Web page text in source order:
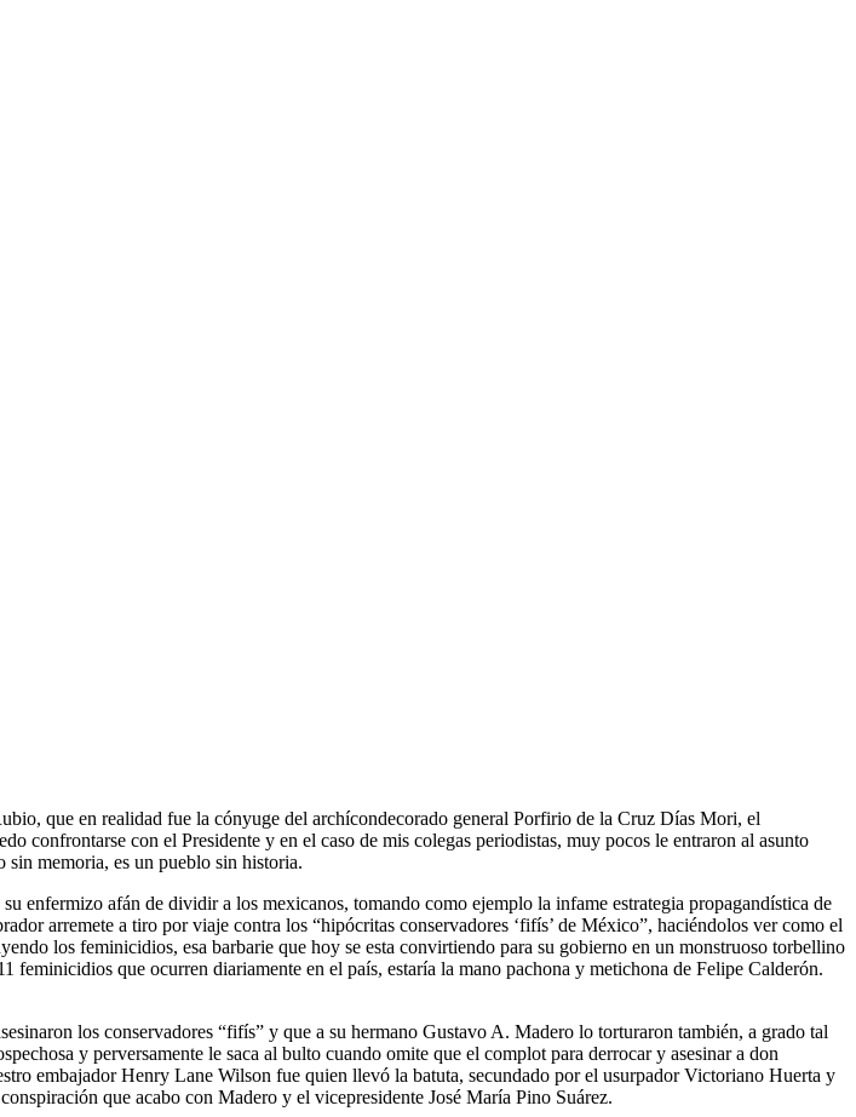
que en realidad fue la cónyuge del archícondecorado general Porfirio de la Cruz Días Mori, el
confrontarse con el Presidente y en el caso de mis colegas periodistas, muy pocos le entraron al asunto
sin memoria, es un pueblo sin historia.
enfermizo afán de dividir a los mexicanos, tomando como ejemplo la infame estrategia propagandística de
arremete a tiro por viaje contra los “hipócritas conservadores ‘fifís’ de México”, haciéndolos ver como el
los feminicidios, esa barbarie que hoy se esta convirtiendo para su gobierno en un monstruoso torbellino
que ocurren diariamente en el país, estaría la mano pachona y metichona de Felipe Calderón.
los conservadores “fifís” y que a su hermano Gustavo A. Madero lo torturaron también, a grado tal
y perversamente le saca al bulto cuando omite que el complot para derrocar y asesinar a don
embajador Henry Lane Wilson fue quien llevó la batuta, secundado por el usurpador Victoriano Huerta y
que acabo con Madero y el vicepresidente José María Pino Suárez.